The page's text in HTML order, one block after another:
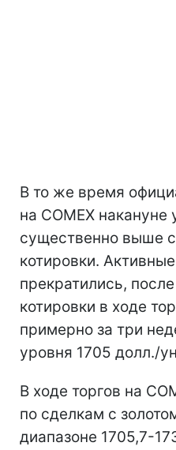
В то же время
на COMEX накануне
существенно выше
котировки.
прекратились, после
котировки в ходе
примерно за три
уровня 1705 долл./
В ходе торгов на
по сделкам с
диапазоне 1705,7-